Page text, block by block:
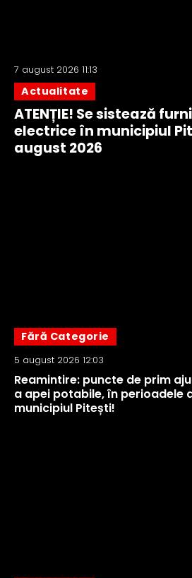
7 august 2026 11:13
Actualitate
ATENȚIE! Se sistează
electrice în municipiul
august 2026
Fără Categorie
5 august 2026 12:03
Reamintire: puncte de prim
a apei potabile, în perioadele
municipiul Pitești!